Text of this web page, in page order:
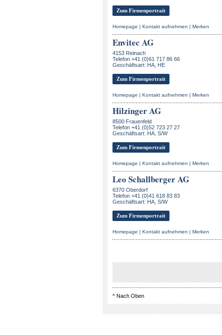
Zum Firmenportrait
Homepage | Kontakt aufnehmen | Merken
Envitec AG
4153 Reinach
Telefon +41 (0)61 717 86 66
Geschäftsart: HA, HE
Zum Firmenportrait
Homepage | Kontakt aufnehmen | Merken
Hilzinger AG
8500 Frauenfeld
Telefon +41 (0)52 723 27 27
Geschäftsart: HA, S/W
Zum Firmenportrait
Homepage | Kontakt aufnehmen | Merken
Leo Schallberger AG
6370 Oberdorf
Telefon +41 (0)41 618 83 83
Geschäftsart: HA, S/W
Zum Firmenportrait
Homepage | Kontakt aufnehmen | Merken
^ Nach Oben